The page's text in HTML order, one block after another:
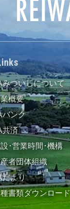
みついしについて
概要
バンク
共済
･営業時間･機構
者団体組織
だより
書類ダウンロード